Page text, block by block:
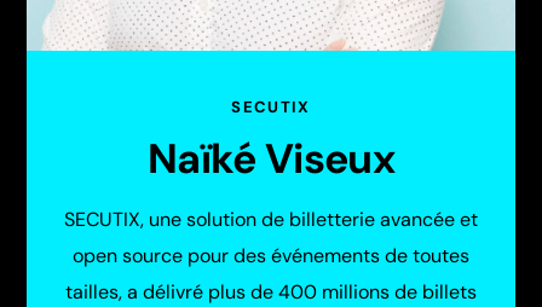
SECUTIX
Naïké Viseux
SECUTIX, une solution de billetterie avancée et
open source pour des événements de toutes
tailles, a délivré plus de 400 millions de billets